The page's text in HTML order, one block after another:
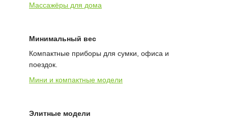
Массажёры для дома
Минимальный вес
Компактные приборы для сумки, офиса и
поездок.
Мини и компактные модели
Элитные модели